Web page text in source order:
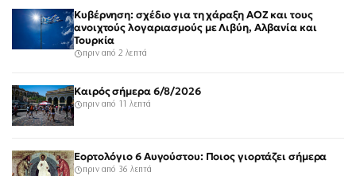
Κυβέρνηση: σχέδιο για τη χάραξη ΑΟΖ και τους
ανοιχτούς λογαριασμούς με Λιβύη, Αλβανία και
Τουρκία
πριν από 2 λεπτά
Καιρός σήμερα 6/8/2026
πριν από 11 λεπτά
Εορτολόγιο 6 Αυγούστου: Ποιος γιορτάζει σήμερα
πριν από 36 λεπτά